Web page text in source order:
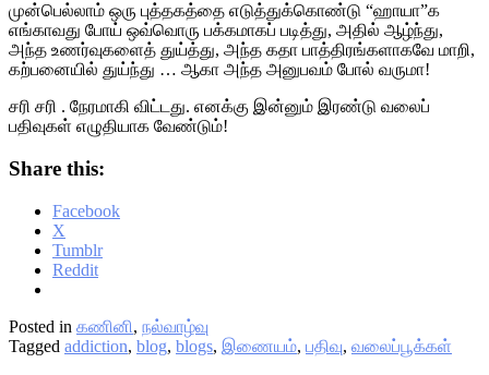
முன்பெல்லாம் ஒரு புத்தகத்தை எடுத்துக்கொண்டு “ஹாயா”க
எங்காவது போய் ஒவ்வொரு பக்கமாகப் படித்து, அதில் ஆழ்ந்து,
அந்த உணர்வுகளைத் துய்த்து, அந்த கதா பாத்திரங்களாகவே மாறி,
கற்பனையில் துய்ந்து … ஆகா அந்த அனுபவம் போல் வருமா!
சரி சரி . நேரமாகி விட்டது. எனக்கு இன்னும் இரண்டு வலைப்
பதிவுகள் எழுதியாக வேண்டும்!
Share this:
Facebook
X
Tumblr
Reddit
Posted in கணினி, நல்வாழ்வு
Tagged addiction, blog, blogs, இணையம், பதிவு, வலைப்பூக்கள்